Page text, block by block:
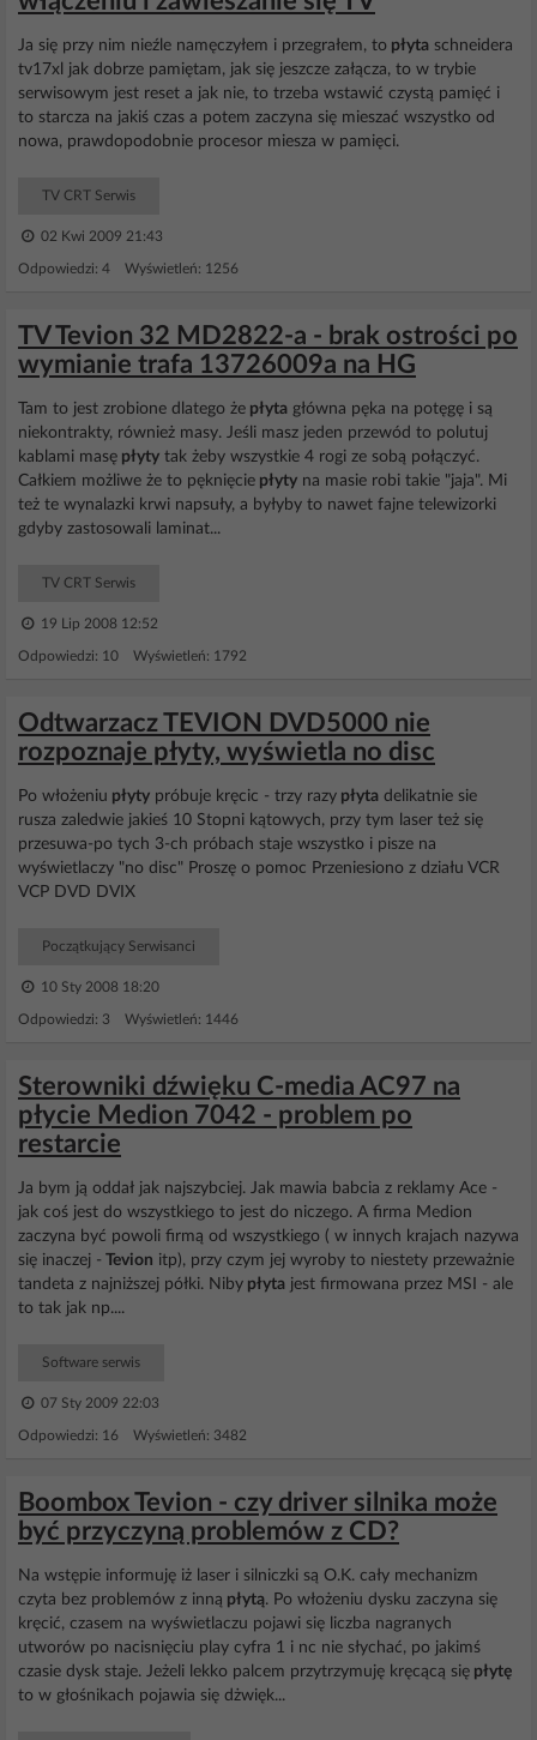
Ja się przy nim nieźle namęczyłem i przegrałem, to płyta schneidera
tv17xl jak dobrze pamiętam, jak się jeszcze załącza, to w trybie
serwisowym jest reset a jak nie, to trzeba wstawić czystą pamięć i
to starcza na jakiś czas a potem zaczyna się mieszać wszystko od
nowa, prawdopodobnie procesor miesza w pamięci.
TV CRT Serwis
02 Kwi 2009 21:43
Odpowiedzi: 4 Wyświetleń: 1256
TV Tevion 32 MD2822-a - brak ostrości po
wymianie trafa 13726009a na HG
Tam to jest zrobione dlatego że płyta główna pęka na potęgę i są
niekontrakty, również masy. Jeśli masz jeden przewód to polutuj
kablami masę płyty tak żeby wszystkie 4 rogi ze sobą połączyć.
Całkiem możliwe że to pęknięcie płyty na masie robi takie "jaja". Mi
też te wynalazki krwi napsuły, a byłyby to nawet fajne telewizorki
gdyby zastosowali laminat...
TV CRT Serwis
19 Lip 2008 12:52
Odpowiedzi: 10 Wyświetleń: 1792
Odtwarzacz TEVION DVD5000 nie
rozpoznaje płyty, wyświetla no disc
Po włożeniu płyty próbuje kręcic - trzy razy płyta delikatnie sie
rusza zaledwie jakieś 10 Stopni kątowych, przy tym laser też się
przesuwa-po tych 3-ch próbach staje wszystko i pisze na
wyświetlaczy "no disc" Proszę o pomoc Przeniesiono z działu VCR
VCP DVD DVIX
Początkujący Serwisanci
10 Sty 2008 18:20
Odpowiedzi: 3 Wyświetleń: 1446
Sterowniki dźwięku C-media AC97 na
płycie Medion 7042 - problem po
restarcie
Ja bym ją oddał jak najszybciej. Jak mawia babcia z reklamy Ace -
jak coś jest do wszystkiego to jest do niczego. A firma Medion
zaczyna być powoli firmą od wszystkiego ( w innych krajach nazywa
się inaczej - Tevion itp), przy czym jej wyroby to niestety przeważnie
tandeta z najniższej półki. Niby płyta jest firmowana przez MSI - ale
to tak jak np....
Software serwis
07 Sty 2009 22:03
Odpowiedzi: 16 Wyświetleń: 3482
Boombox Tevion - czy driver silnika może
być przyczyną problemów z CD?
Na wstępie informuję iż laser i silniczki są O.K. cały mechanizm
czyta bez problemów z inną płytą. Po włożeniu dysku zaczyna się
kręcić, czasem na wyświetlaczu pojawi się liczba nagranych
utworów po nacisnięciu play cyfra 1 i nc nie słychać, po jakimś
czasie dysk staje. Jeżeli lekko palcem przytrzymuję kręcącą się płytę
to w głośnikach pojawia się dżwięk...